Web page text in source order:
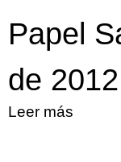
Papel
de 2012
Leer más